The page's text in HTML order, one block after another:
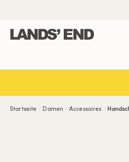
Inhalt
Navigation
Suche
Startseite Damen Accessoires